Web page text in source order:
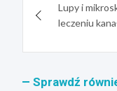
wpisu
Lupy i
leczeniu
Sprawdź